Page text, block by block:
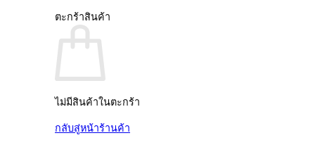
ตะกร้าสินค้า
ไม่มีสินค้าในตะกร้า
กลับสู่หน้าร้านค้า